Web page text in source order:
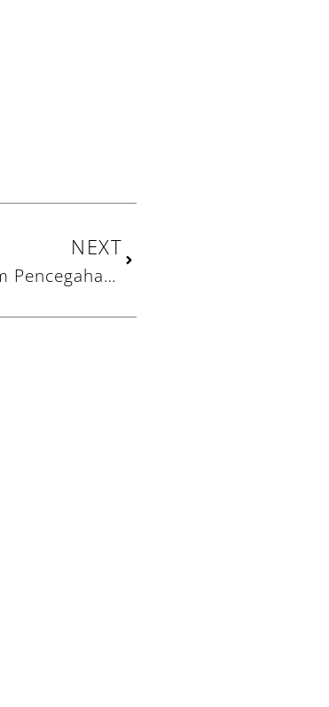
NEXT
Peran Lembaga Amil Zakat dalam Pencegahan Covid-19